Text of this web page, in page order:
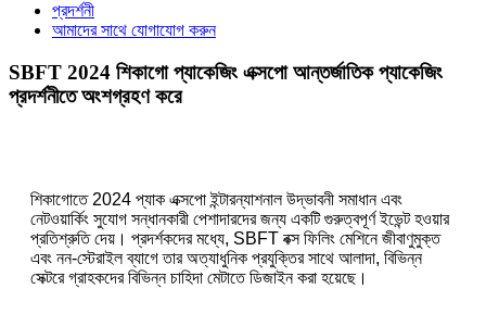
প্রদর্শনী
আমাদের সাথে যোগাযোগ করুন
SBFT 2024 শিকাগো প্যাকেজিং এক্সপো আন্তর্জাতিক প্যাকেজিং
প্রদর্শনীতে অংশগ্রহণ করে
শিকাগোতে 2024 প্যাক এক্সপো ইন্টারন্যাশনাল উদ্ভাবনী সমাধান এবং
নেটওয়ার্কিং সুযোগ সন্ধানকারী পেশাদারদের জন্য একটি গুরুত্বপূর্ণ ইভেন্ট হওয়ার
প্রতিশ্রুতি দেয়। প্রদর্শকদের মধ্যে, SBFT বক্স ফিলিং মেশিনে জীবাণুমুক্ত
এবং নন-স্টেরাইল ব্যাগে তার অত্যাধুনিক প্রযুক্তির সাথে আলাদা, বিভিন্ন
সেক্টরে গ্রাহকদের বিভিন্ন চাহিদা মেটাতে ডিজাইন করা হয়েছে।